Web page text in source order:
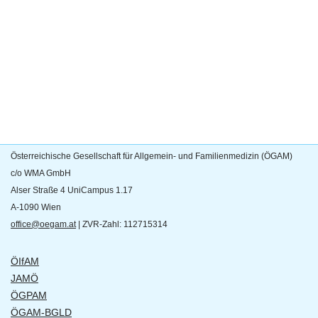
Österreichische Gesellschaft für Allgemein- und Familienmedizin (ÖGAM)
c/o WMA GmbH
Alser Straße 4 UniCampus 1.17
A-1090 Wien
office@oegam.at| ZVR-Zahl: 112715314
ÖIfAM
JAMÖ
ÖGPAM
ÖGAM-BGLD